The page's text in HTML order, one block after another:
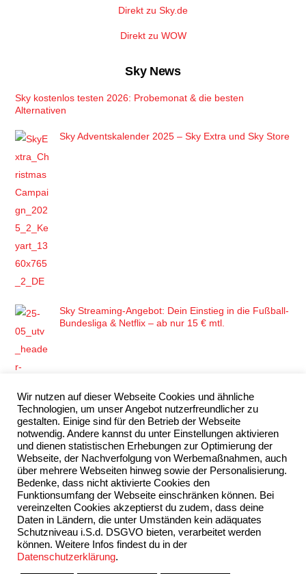
Direkt zu Sky.de
Direkt zu WOW
Sky News
Sky kostenlos testen 2026: Probemonat & die besten
Alternativen
Sky Adventskalender 2025 – Sky Extra und Sky Store
Sky Streaming-Angebot: Dein Einstieg in die Fußball-
Bundesliga & Netflix – ab nur 15 € mtl.
WOW Weihnachtsangebot 2023 – Frohe
WOWnachten
Sky Adventskalender 2024 von Sky Extra
Wir nutzen auf dieser Webseite Cookies und ähnliche
Technologien, um unser Angebot nutzerfreundlicher zu
gestalten. Einige sind für den Betrieb der Webseite
notwendig. Andere kannst du unter Einstellungen aktivieren
und dienen statistischen Erhebungen zur Optimierung der
Webseite, der Nachverfolgung von Werbemaßnahmen, auch
über mehrere Webseiten hinweg sowie der Personalisierung.
Bedenke, dass nicht aktivierte Cookies den
Funktionsumfang der Webseite einschränken können. Bei
vereinzelten Cookies akzeptierst du zudem, dass deine
Daten in Ländern, die unter Umständen kein adäquates
Schutzniveau i.S.d. DSGVO bieten, verarbeitet werden
können. Weitere Infos findest du in der
Datenschutzerklärung.